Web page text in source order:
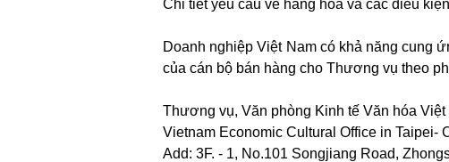
Chi tiết yêu cầu về hàng hóa và các điều
Doanh nghiệp Việt Nam có khả năng cung
của cán bộ bán hàng cho Thương vụ theo
Thương vụ, Văn phòng Kinh tế Văn hóa
Vietnam Economic Cultural Office in Taipei-
Add: 3F. - 1, No.101 Songjiang Road,